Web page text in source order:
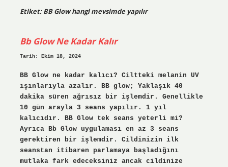
Etiket:BB Glow hangi mevsimde yapılır
Bb Glow Ne Kadar Kalır
Tarih: Ekim 18, 2024
BB Glow ne kadar kalıcı? Ciltteki melanin UV
ışınlarıyla azalır. BB glow; Yaklaşık 40
dakika süren ağrısız bir işlemdir. Genellikle
10 gün arayla 3 seans yapılır. 1 yıl
kalıcıdır. BB Glow tek seans yeterli mi?
Ayrıca Bb Glow uygulaması en az 3 seans
gerektiren bir işlemdir. Cildinizin ilk
seanstan itibaren parlamaya başladığını
mutlaka fark edeceksiniz ancak cildinize